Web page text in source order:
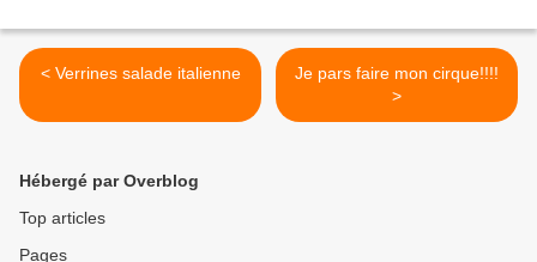
< Verrines salade italienne
Je pars faire mon cirque!!!!
>
Hébergé par Overblog
Top articles
Pages